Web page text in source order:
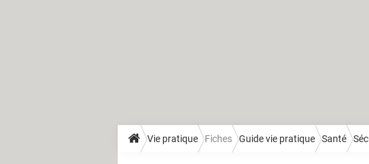
Vie pratique Fiches Guide vie pratique Santé